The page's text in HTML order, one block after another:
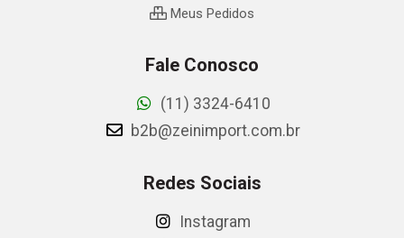
Meus Pedidos
Fale Conosco
(11) 3324-6410
b2b@zeinimport.com.br
Redes Sociais
Instagram